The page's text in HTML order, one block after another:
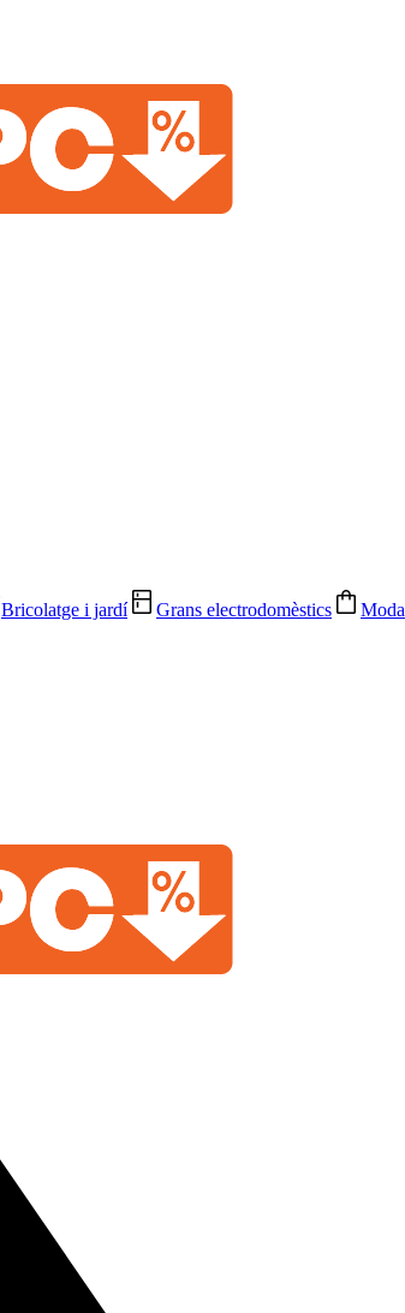
Bricolatge i jardí Grans electrodomèstics Moda